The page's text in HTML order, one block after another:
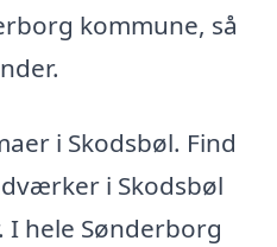
kommune, så
i Skodsbøl. Find
i Skodsbøl
hele Sønderborg